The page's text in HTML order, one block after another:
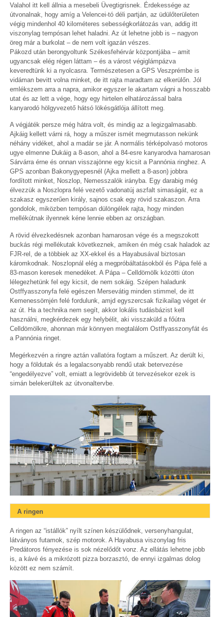
Valahol itt kell állnia a mesebeli Üvegtigrisnek. Érdekessége az
útvonalnak, hogy amíg a Velencei-tó déli partján, az üdülőterületen
végig mindenhol 40 kilométeres sebességkorlátozás van, addig itt
viszonylag tempósan lehet haladni. Az út lehetne jobb is – nagyon
öreg már a burkolat – de nem volt igazán vészes.
Pákozd után berongyoltunk Székesfehérvár központjába – amit
ugyancsak elég régen láttam – és a várost végiglámpázva
keveredtünk ki a nyolcasra. Természetesen a GPS Veszprémbe is
vidáman bevitt volna minket, de itt rajta maradtam az elkerülőn. Jól
emlékszem arra a napra, amikor egyszer le akartam vágni a hosszabb
utat és az lett a vége, hogy egy hirtelen elhatározással balra
kanyarodó hölgyvezető hátsó lökésgátlója állított meg.
A végjáték persze még hátra volt, és mindig az a legizgalmasabb.
Ajkáig kellett várni rá, hogy a műszer ismét megmutasson nekünk
néhány vidéket, ahol a madár se jár. A normális térképolvasó motoros
ugye elmenne Dukáig a 8-ason, ahol a 84-esre kanyarodva hamarosan
Sárvárra érne és onnan visszajönne egy kicsit a Pannónia ringhez. A
GPS azonban Bakonygyepesnél (Ajka mellett a 8-ason) jobbra
fordított minket, Noszlop, Nemesszalók irányba. Egy darabig még
élvezzük a Noszlopra felé vezető vadonatúj aszfalt simaságát, ez a
szakasz egyszerűen király, sajnos csak egy rövid szakaszon. Arra
gondolok, miközben tempósan dülöngélek rajta, hogy minden
mellékútnak ilyennek kéne lennie ebben az országban.
A rövid élvezkedésnek azonban hamarosan vége és a megszokott
buckás régi mellékutak következnek, amiken én még csak haladok az
FJR-rel, de a többiek az XX-ekkel és a Hayabusával biztosan
káromkodnak. Noszlopnál elég a megpróbáltatásokból és Pápa felé a
83-mason keresek menedéket. A Pápa – Celldömölk közötti úton
lélegezhetünk fel egy kicsit, de nem sokáig. Szépen haladunk
Ostffyasszonyfa felé egészen Mersevátig minden stimmel, de itt
Kemenessömjén felé fordulunk, amjd egyszercsak fizikailag véget ér
az út. Ha a technika nem segít, akkor lokális tudásbázist kell
használni, megkérdezek egy helybélit, aki visszaküld a főútra
Celldömölkre, ahonnan már könnyen megtalálom Ostffyasszonyfát és
a Pannónia ringet.
Megérkezvén a ringre aztán vallatóra fogtam a műszert. Az derült ki,
hogy a földutak és a legalacsonyabb rendű utak betervezése
“engedélyezve” volt, emiatt a legrövidebb út tervezésekor ezek is
simán belekerültek az útvonaltervbe.
A ringen
A ringen az “istállók” nyílt színen készülődnek, versenyhangulat,
látványos futamok, szép motorok. A Hayabusa viszonylag fris
Predátoros fényezése is sok nézelődőt vonz. Az ellátás lehetne jobb
is, a kávé és a mikrózott pizza borzasztó, de ennyi izgalmas dolog
között ez nem számít.